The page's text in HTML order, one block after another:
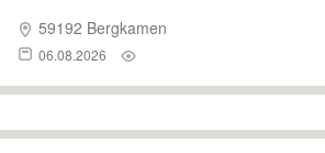
59192 Bergkamen
06.08.2026